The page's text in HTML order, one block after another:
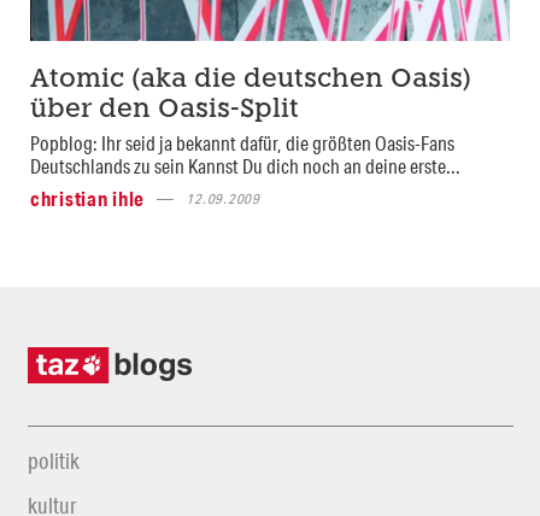
Atomic (aka die deutschen Oasis)
über den Oasis-Split
Popblog: Ihr seid ja bekannt dafür, die größten Oasis-Fans
Deutschlands zu sein Kannst Du dich noch an deine erste...
christian ihle
12.09.2009
politik
kultur